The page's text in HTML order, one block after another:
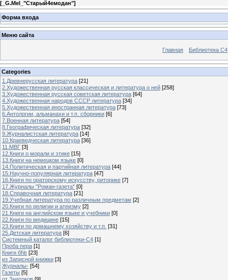
[ _G.Mel_"Старый4емодан"]
Форма входа
Меню сайта
Главная Библиотека С4
Categories
1.Древнерусская литература [21]
2.Художественная русская классическая и литература о ней [258]
3.Художественная русская советская литература [64]
4.Художественная народов СССР литература [34]
5.Художественная иностранная литература [73]
6.Антологии, альманахи и т.п. сборники [6]
7.Военная литература [54]
8.Географическая литература [32]
9.Журналистская литература [14]
10.Краеведческая литература [36]
11.МВГ [3]
12.Книги о морали и этике [15]
13.Книги на немецком языке [0]
14.Политическая и партийная литература [44]
15.Научно-популярная литература [47]
16.Книги по ораторскому искусству, риторике [7]
17.Журналы "Роман-газета" [0]
18.Справочная литература [21]
19.Учебная литература по различным предметам [2]
20.Книги по религии и атеизму [2]
21.Книги на английском языке и учебники [0]
22.Книги по медицине [15]
23.Книги по домашнему хозяйству и т.п. [31]
25.Детская литература [6]
Системный каталог библиотеки-C4 [1]
Проба пера [1]
Книги б№ [23]
из Записной книжки [3]
Журналы- [54]
Газеты [5]